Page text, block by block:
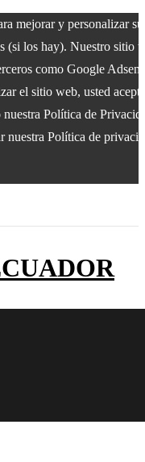
mejorar y personalizar su
(si los hay). Nuestro sitio
como Google
el sitio web, usted
Política de
nuestra Política de